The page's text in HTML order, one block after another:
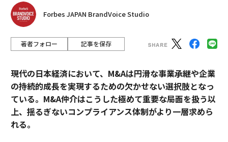
Forbes JAPAN BrandVoice Studio
著者フォロー 記事を保存
現代の日本経済において、M&Aは円滑な事業承継や企業
の持続的成長を実現するための欠かせない選択肢となっ
ている。M&A仲介はこうした極めて重要な局面を扱う以
上、揺るぎないコンプライアンス体制がより一層求めら
れる。